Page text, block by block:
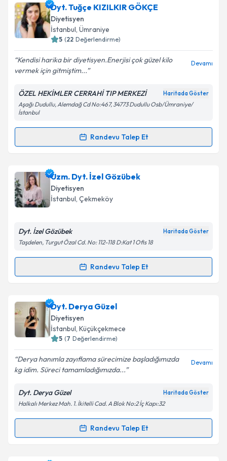
Takvim Talebini Gönder
Dyt. Melda Gizem Tavukçuoğluiçin randevu takvimi
talebi oluşturun. Size bu uzmandan randevu almanız
için bir takvim hazırlandığında e-posta ile
bilgilendireceğiz.
E-posta Adresiniz
Kişisel verilerimin işlenmesine ilişkinAydınlatma
kapsamda işlenmesini kabul ediyorum.
Dyt. Tuğçe KIZILKIR GÖKÇE
Diyetisyen
İstanbul , Ümraniye
5 (22 Değerlendirme)
Kendisi harika bir diyetisyen.Enerjisi çok güzel kilo
vermek için gitmiştim...
Devamı
ÖZEL HEKİMLER CERRAHİ TIP MERKEZİ Haritada Göster
Aşağı Dudullu, Alemdağ Cd No:467, 34773 Dudullu Osb/Ümraniye/
İstanbul
Randevu Talep Et
Randevu Takvimi Talebi
Dyt. Tuğçe KIZILKIR GÖKÇEiçin randevu takvimi
talebi oluşturun. Size bu uzmandan randevu almanız
için bir takvim hazırlandığında e-posta ile
bilgilendireceğiz.
E-posta Adresiniz
Kişisel verilerimin işlenmesine ilişkinAydınlatma
Takvim Talebini Gönder
Uzm. Dyt. İzel Gözübek
Diyetisyen
İstanbul , Çekmeköy
Dyt. İzel Gözübek Haritada Göster
Taşdelen, Turgut Özal Cd. No: 112-118 D:Kat 1 Ofis 18
Randevu Talep Et
Randevu Takvimi Talebi
Uzm. Dyt. İzel Gözübekiçin randevu takvimi talebi
oluşturun. Size bu uzmandan randevu almanız için bir
takvim hazırlandığında e-posta ile bilgilendireceğiz.
E-posta Adresiniz
Kişisel verilerimin işlenmesine ilişkin
Aydınlatma
Metni'ni okudum ve kişisel verilerimin belirtilen
Dyt. Derya Güzel
Diyetisyen
İstanbul , Küçükçekmece
5 (7 Değerlendirme)
Derya hanımla zayıflama sürecimize başladığımızda
kg idim. Süreci tamamladığımızda...
Devamı
Dyt. Derya Güzel Haritada Göster
Halkalı Merkez Mah. 1. İkitelli Cad. A Blok No:2 İç Kapı:32
Randevu Talep Et
Randevu Takvimi Talebi